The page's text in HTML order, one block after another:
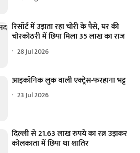
रिसॉर्ट में उड़ाता रहा चोरी के पैसे, घर की
चोरकोठरी में छिपा मिला 35 लाख का राज
28 Jul 2026
आइकॉनिक लुक वाली एक्‍ट्रेस-फरहाना भट्ट
23 Jul 2026
दिल्ली से 21.63 लाख रुपये का रत्न उड़ाकर
कोलकाता में छिपा था शातिर